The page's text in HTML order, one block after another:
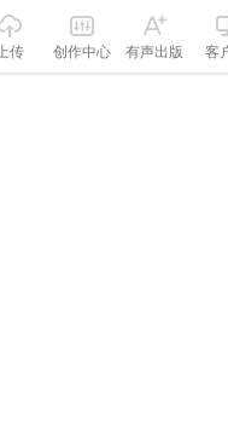
上传 创作中心 有声出版 客